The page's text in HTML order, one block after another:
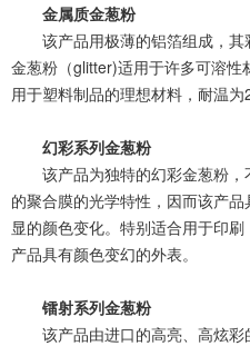
金属质金葱粉
该产品用极薄的铝箔组成 ， 其
金葱粉 （glitter)适用于许多可溶性
用于塑料制品的理想材料 ， 耐温为
幻彩系列金葱粉
该产品为独特的幻彩金葱粉 ，
的聚合膜的光学特性 ， 因而该产品
显的颜色变化。 特别适合用于印刷
产品具有颜色变幻的外表。
镭射系列金葱粉
该产品由进口的高亮 高炫彩